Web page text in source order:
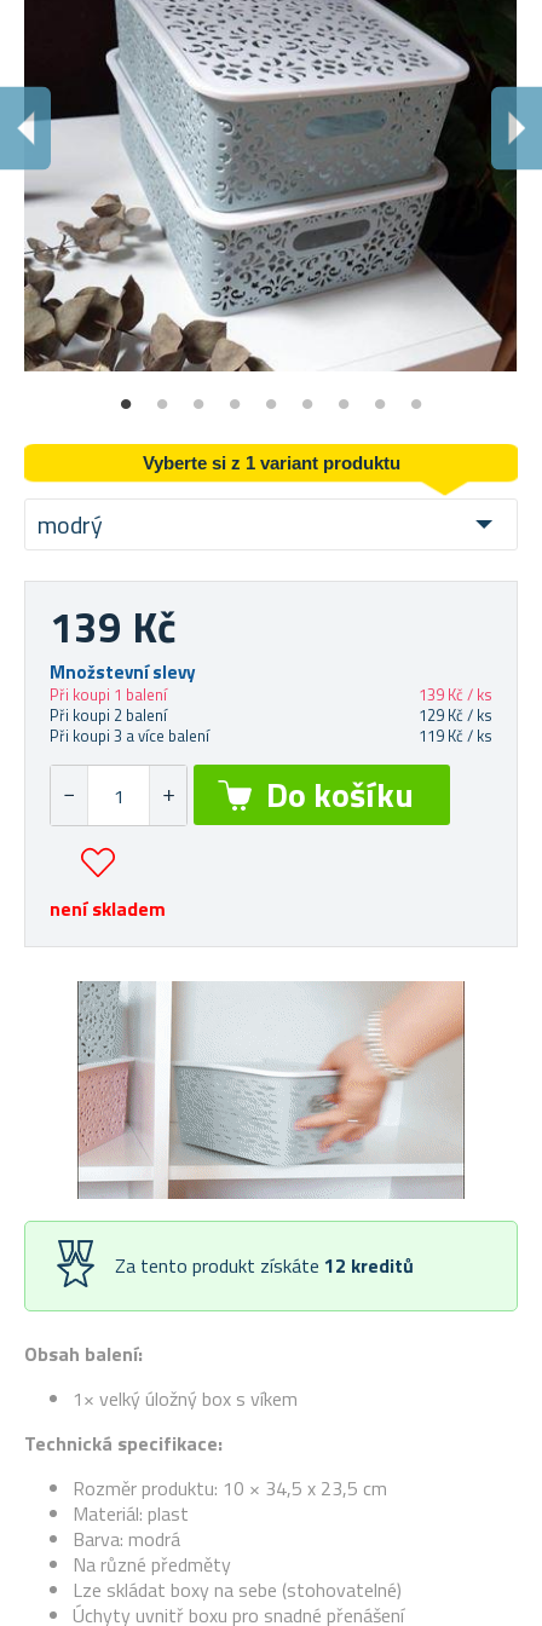
Vyberte si z 1 variant produktu
modrý
Obsah balení:
1× velký úložný box s víkem
Technická specifikace:
Rozměr produktu: 10 × 34,5 x 23,5 cm
Materiál: plast
Barva: modrá
Na různé předměty
Lze skládat boxy na sebe (stohovatelné)
Úchyty uvnitř boxu pro snadné přenášení
139 Kč
Množstevní slevy
Při koupi 1 balení
139 Kč / ks
Při koupi 2 balení
129 Kč / ks
Při koupi 3 a více balení
119 Kč / ks
není skladem
Za tento produkt získáte 12 kreditů